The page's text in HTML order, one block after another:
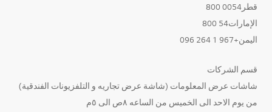
قطر0054 800
الإمارات54 800
اليمن+967 1 264 096
قسم الشركات
شاشات عرض المعلومات (شاشة عرض تجاريه و التلفزيونات الفندقية)
من يوم الاحد الى الخميس من الساعه ٨ص الى ٥م